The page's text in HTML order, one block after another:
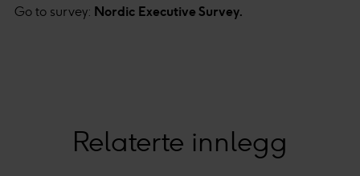
Go to survey: Nordic Executive Survey.
Relaterte innlegg